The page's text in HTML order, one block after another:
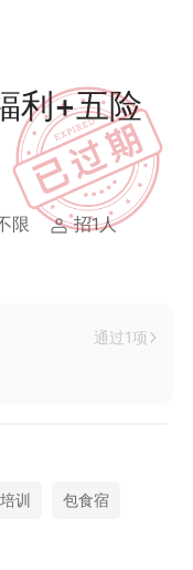
利+五险
限 招1人
通过1项
训 包食宿